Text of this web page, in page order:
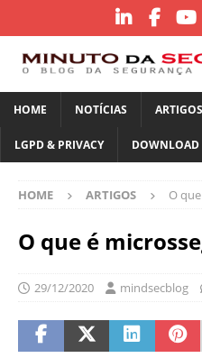
HOME NOTÍCIAS ARTIGOS
LGPD & PRIVACY DOWNLOAD
HOME ARTIGOS O
O que é
29/12/2020 mindsecblog